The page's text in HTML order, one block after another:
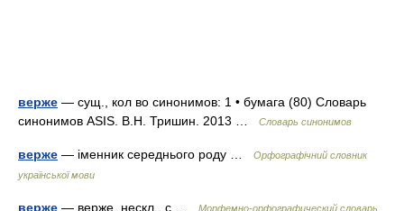
верже — сущ., кол во синонимов: 1 • бумага (80) Словарь
синонимов ASIS. В.Н. Тришин. 2013 …
Словарь синонимов
верже — іменник середнього роду …
Орфографічний словник
української мови
верже — верже, нескл., с … Морфемно-орфографический словарь